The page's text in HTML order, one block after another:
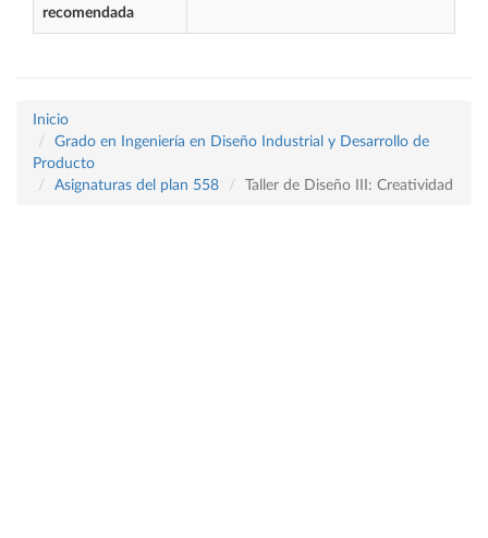
recomendada
Inicio
Grado en Ingeniería en Diseño Industrial y Desarrollo de
Producto
Asignaturas del plan 558
Taller de Diseño III: Creatividad